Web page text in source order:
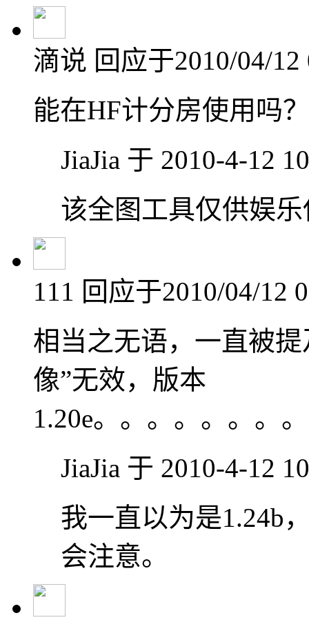
滴说 回应于2010/04/12
能在HF计分房使用吗？
JiaJia 于 2010-4-12
该全图工具仅供娱乐
111 回应于2010/04/12
相当之无语，一直被
像”无效，版本
1.20e。。。。。。。
JiaJia 于 2010-4-12
我一直以为是1.24b
会注意。